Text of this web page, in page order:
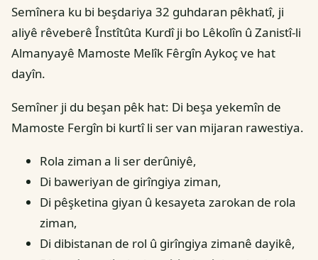
Semînera ku bi beşdariya 32 guhdaran pêkhatî, ji
aliyê rêveberê Înstîtûta Kurdî ji bo Lêkolîn û Zanistî-li
Almanyayê Mamoste Melîk Fêrgîn Aykoç ve hat
dayîn.
Semîner ji du beşan pêk hat: Di beşa yekemîn de
Mamoste Fergîn bi kurtî li ser van mijaran rawestiya.
Rola ziman a li ser derûniyê,
Di baweriyan de girîngiya ziman,
Di pêşketina giyan û kesayeta zarokan de rola
ziman,
Di dibistanan de rol û girîngiya zimanê dayikê,